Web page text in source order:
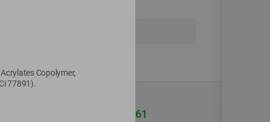
+375 44 560-60-61
Copolymer,
77891).